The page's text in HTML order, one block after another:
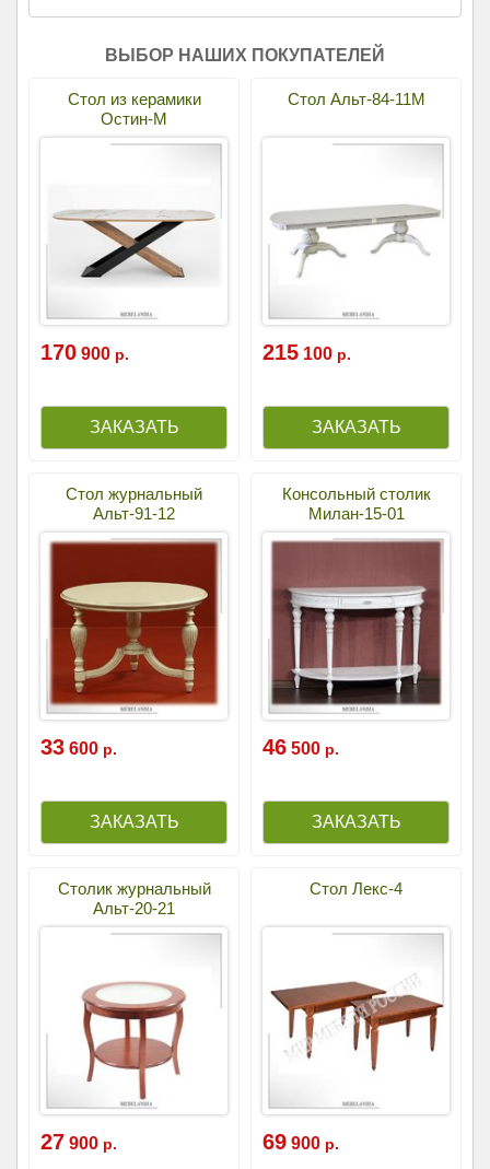
ВЫБОР НАШИХ ПОКУПАТЕЛЕЙ
Стол из керамики
Остин-М
170 900 р.
Стол Альт-84-11М
215 100 р.
Стол журнальный
Альт-91-12
33 600 р.
Консольный столик
Милан-15-01
46 500 р.
Столик журнальный
Альт-20-21
27 900 р.
Стол Лекс-4
69 900 р.